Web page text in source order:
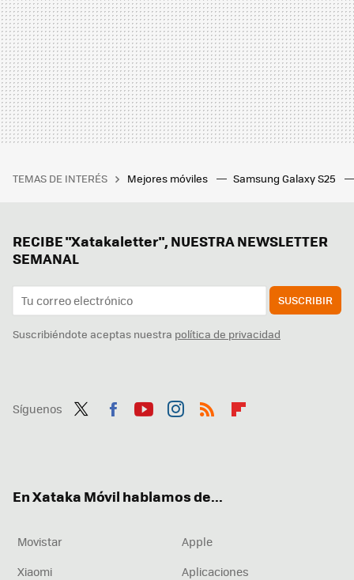
TEMAS DE INTERÉS Mejores móviles Samsung Galaxy S25
RECIBE "Xatakaletter", NUESTRA NEWSLETTER
SEMANAL
SUSCRIBIR
Suscribiéndote aceptas nuestra política de privacidad
Síguenos
En Xataka Móvil hablamos de...
Movistar
Apple
Xiaomi
Aplicaciones